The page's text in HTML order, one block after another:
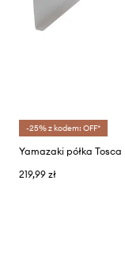
-25% z kodem: OFF*
Yamazaki półka Tosca
219,99 zł